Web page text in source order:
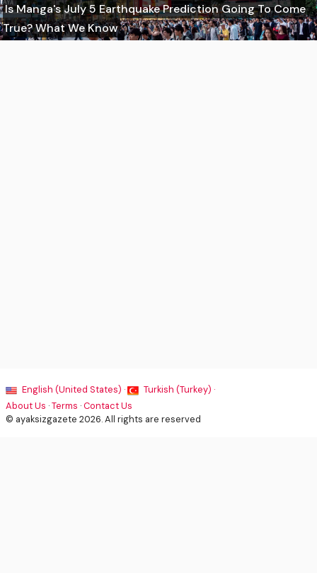
Is Manga's July 5 Earthquake Prediction Going To Come
True? What We Know
English (United States) ·
Turkish (Turkey) ·
About Us ·Terms ·Contact Us
© ayaksizgazete 2026. All rights are reserved